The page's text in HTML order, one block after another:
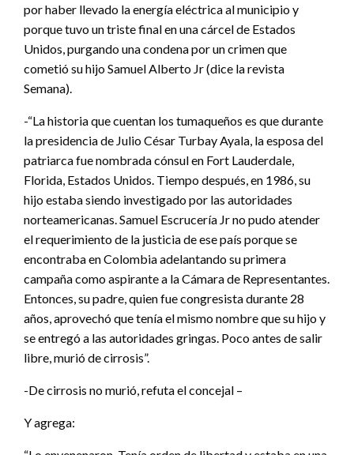
por haber llevado la energía eléctrica al municipio y
porque tuvo un triste final en una cárcel de Estados
Unidos, purgando una condena por un crimen que
cometió su hijo Samuel Alberto Jr (dice la revista
Semana).
-“La historia que cuentan los tumaqueños es que durante
la presidencia de Julio César Turbay Ayala, la esposa del
patriarca fue nombrada cónsul en Fort Lauderdale,
Florida, Estados Unidos. Tiempo después, en 1986, su
hijo estaba siendo investigado por las autoridades
norteamericanas. Samuel Escrucería Jr no pudo atender
el requerimiento de la justicia de ese país porque se
encontraba en Colombia adelantando su primera
campaña como aspirante a la Cámara de Representantes.
Entonces, su padre, quien fue congresista durante 28
años, aprovechó que tenía el mismo nombre que su hijo y
se entregó a las autoridades gringas. Poco antes de salir
libre, murió de cirrosis”.
-De cirrosis no murió, refuta el concejal –
Y agrega: